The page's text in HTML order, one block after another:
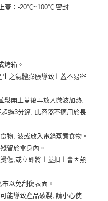
蓋：-20℃~100℃ 密封
烤箱。
之氣體膨脹導致上蓋不易密
鬆開上蓋後再放入微波加熱,
過3分鐘, 此容器不適用於長
物, 波或放入電鍋蒸煮食物。
留於盒身內。
傷,或立即將上蓋扣上會因熱
以免刮傷表面。
能導致產品破裂, 請小心使